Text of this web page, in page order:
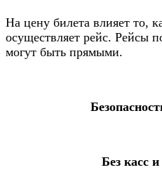
На цену билета влияет то,
осуществляет рейс. Рейсы
могут быть прямыми.
Без касс